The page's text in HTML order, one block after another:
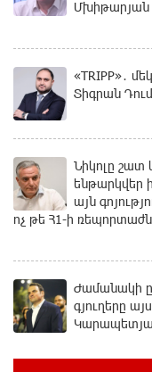
Մխիթարյան
«TRIPP»․
Տիգրան
Նիկոլը շատ
ենթարկվեր
այն
ոչ թե Հ1-ի
Ժամանակի
գյուղերը